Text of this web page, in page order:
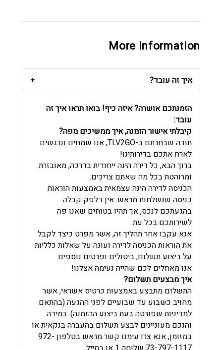
More Information
איך זה עובד?
הזמנתכם אושרה? איזה כיף! בואו תראו איך זה
עובד:
קיבלתי אישור הזמנה, איך ממשיכים מפה?
תודה שבחרתם ב-TLV2GO, אנו שמחים ונרגשים
לארח אתכם בדירותינו!
ברוך הבא, כל דירה הינה ייחודית בדרכה, מאובזרת
ומרוהטת בכל מה שאתם צריכים.
הכניסה לדירה הינה עצמאית באמצעות הוראות
כניסה שנשלחות מראש. אין דלפק קבלה
בהגעתכם לנכס, אך תהיו בטוחים שאנו פה
לשירותכם בכל עת.
אנא עקבו אחר תהליך זה, אשר מפרט כיצד לקבל
את הוראות הכניסה לדירה ועונה על שאלות כלליות
על ביצוע תשלום, ביטולים ופרטים נוספים.
אנו מאחלים לכם שהייה נעימה אצלנו!
איך מבצעים תשלום?
התשלום מתבצע באמצעות כרטיס אשראי, אשר
מחויב כשבוע עד שבועיים לפני ההגעה (בהתאם
למדיניות שפורטה בעת ביצוע ההזמנה). במידה
והנכם מעוניינים לבצע תשלום בהעברה בנקאית או
במזומן, אנא צרו עימנו קשר מראש בטלפון 972-